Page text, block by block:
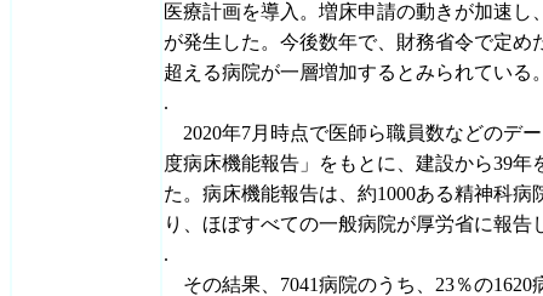
医療計画を導入。増床申請の動きが加速
が発生した。今後数年で、財務省令で定め
超える病院が一層増加するとみられている
.
2020年7月時点で医師ら職員数などのデ
度病床機能報告」をもとに、建設から39
た。病床機能報告は、約1000ある精神科
り、ほぼすべての一般病院が厚労省に報告
.
その結果、7041病院のうち、23％の1620